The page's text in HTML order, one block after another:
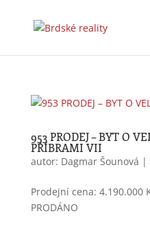
953 PRODEJ – BYT O
PŘÍBRAMI VII
autor: Dagmar Šounová |
Prodejní cena: 4.190.000
PRODÁNO